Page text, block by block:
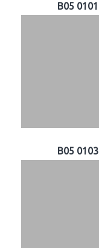
B05 0101
B05 0103